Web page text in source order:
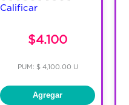
Calificar
$4.100
PUM: $ 4,100.00 U
Agregar